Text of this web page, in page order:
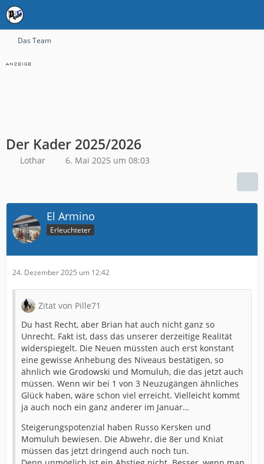
Das Team
Der Kader 2025/2026
Lothar 6. Mai 2025 um 08:03
El Armino
Erleuchteter
24. Dezember 2025 um 12:42
Zitat von Pille71
Du hast Recht, aber Brian hat auch nicht ganz so
Unrecht. Fakt ist, dass das unserer derzeitige Realität
widerspiegelt. Die Neuen müssten auch erst konstant
eine gewisse Anhebung des Niveaus bestätigen, so
ähnlich wie Grodowski und Momuluh, die das jetzt auch
müssen. Wenn wir bei 1 von 3 Neuzugängen ähnliches
Glück haben, wäre schon viel erreicht. Vielleicht kommt
ja auch noch ein ganz anderer im Januar…
Steigerungspotenzial haben Russo Kersken und
Momuluh bewiesen. Die Abwehr, die 8er und Kniat
müssen das jetzt dringend auch noch tun.